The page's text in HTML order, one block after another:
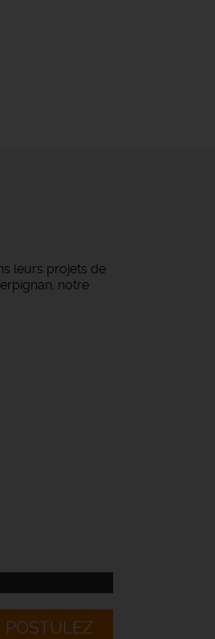
leurs projets de
notre
POSTULEZ